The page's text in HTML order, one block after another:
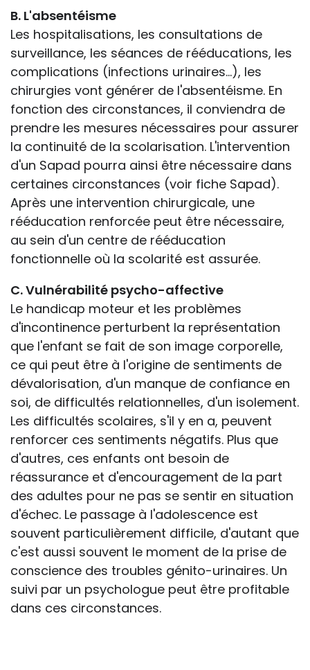
B. L'absentéisme
Les hospitalisations, les consultations de
surveillance, les séances de rééducations, les
complications (infections urinaires...), les
chirurgies vont générer de l'absentéisme. En
fonction des circonstances, il conviendra de
prendre les mesures nécessaires pour assurer
la continuité de la scolarisation. L'intervention
d'un Sapad pourra ainsi être nécessaire dans
certaines circonstances (voir fiche Sapad).
Après une intervention chirurgicale, une
rééducation renforcée peut être nécessaire,
au sein d'un centre de rééducation
fonctionnelle où la scolarité est assurée.
C. Vulnérabilité psycho-affective
Le handicap moteur et les problèmes
d'incontinence perturbent la représentation
que l'enfant se fait de son image corporelle,
ce qui peut être à l'origine de sentiments de
dévalorisation, d'un manque de confiance en
soi, de difficultés relationnelles, d'un isolement.
Les difficultés scolaires, s'il y en a, peuvent
renforcer ces sentiments négatifs. Plus que
d'autres, ces enfants ont besoin de
réassurance et d'encouragement de la part
des adultes pour ne pas se sentir en situation
d'échec. Le passage à l'adolescence est
souvent particulièrement difficile, d'autant que
c'est aussi souvent le moment de la prise de
conscience des troubles génito-urinaires. Un
suivi par un psychologue peut être profitable
dans ces circonstances.